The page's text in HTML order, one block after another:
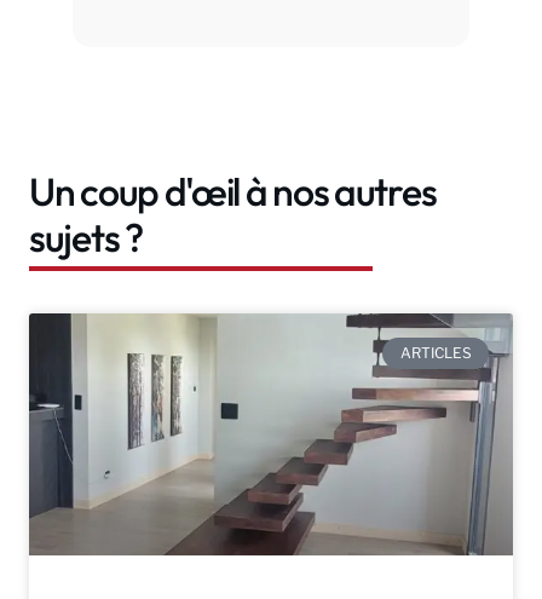
Un coup d'œil à nos autres
sujets ?
ARTICLES